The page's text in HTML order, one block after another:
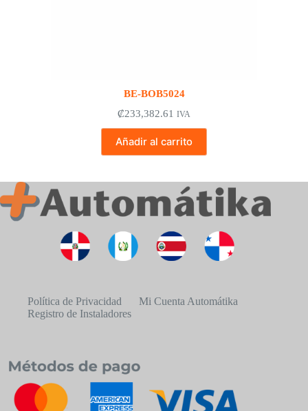
BE-BOB5024
₡233,382.61 IVA
Añadir al carrito
Política de Privacidad
Mi Cuenta Automátika
Registro de Instaladores